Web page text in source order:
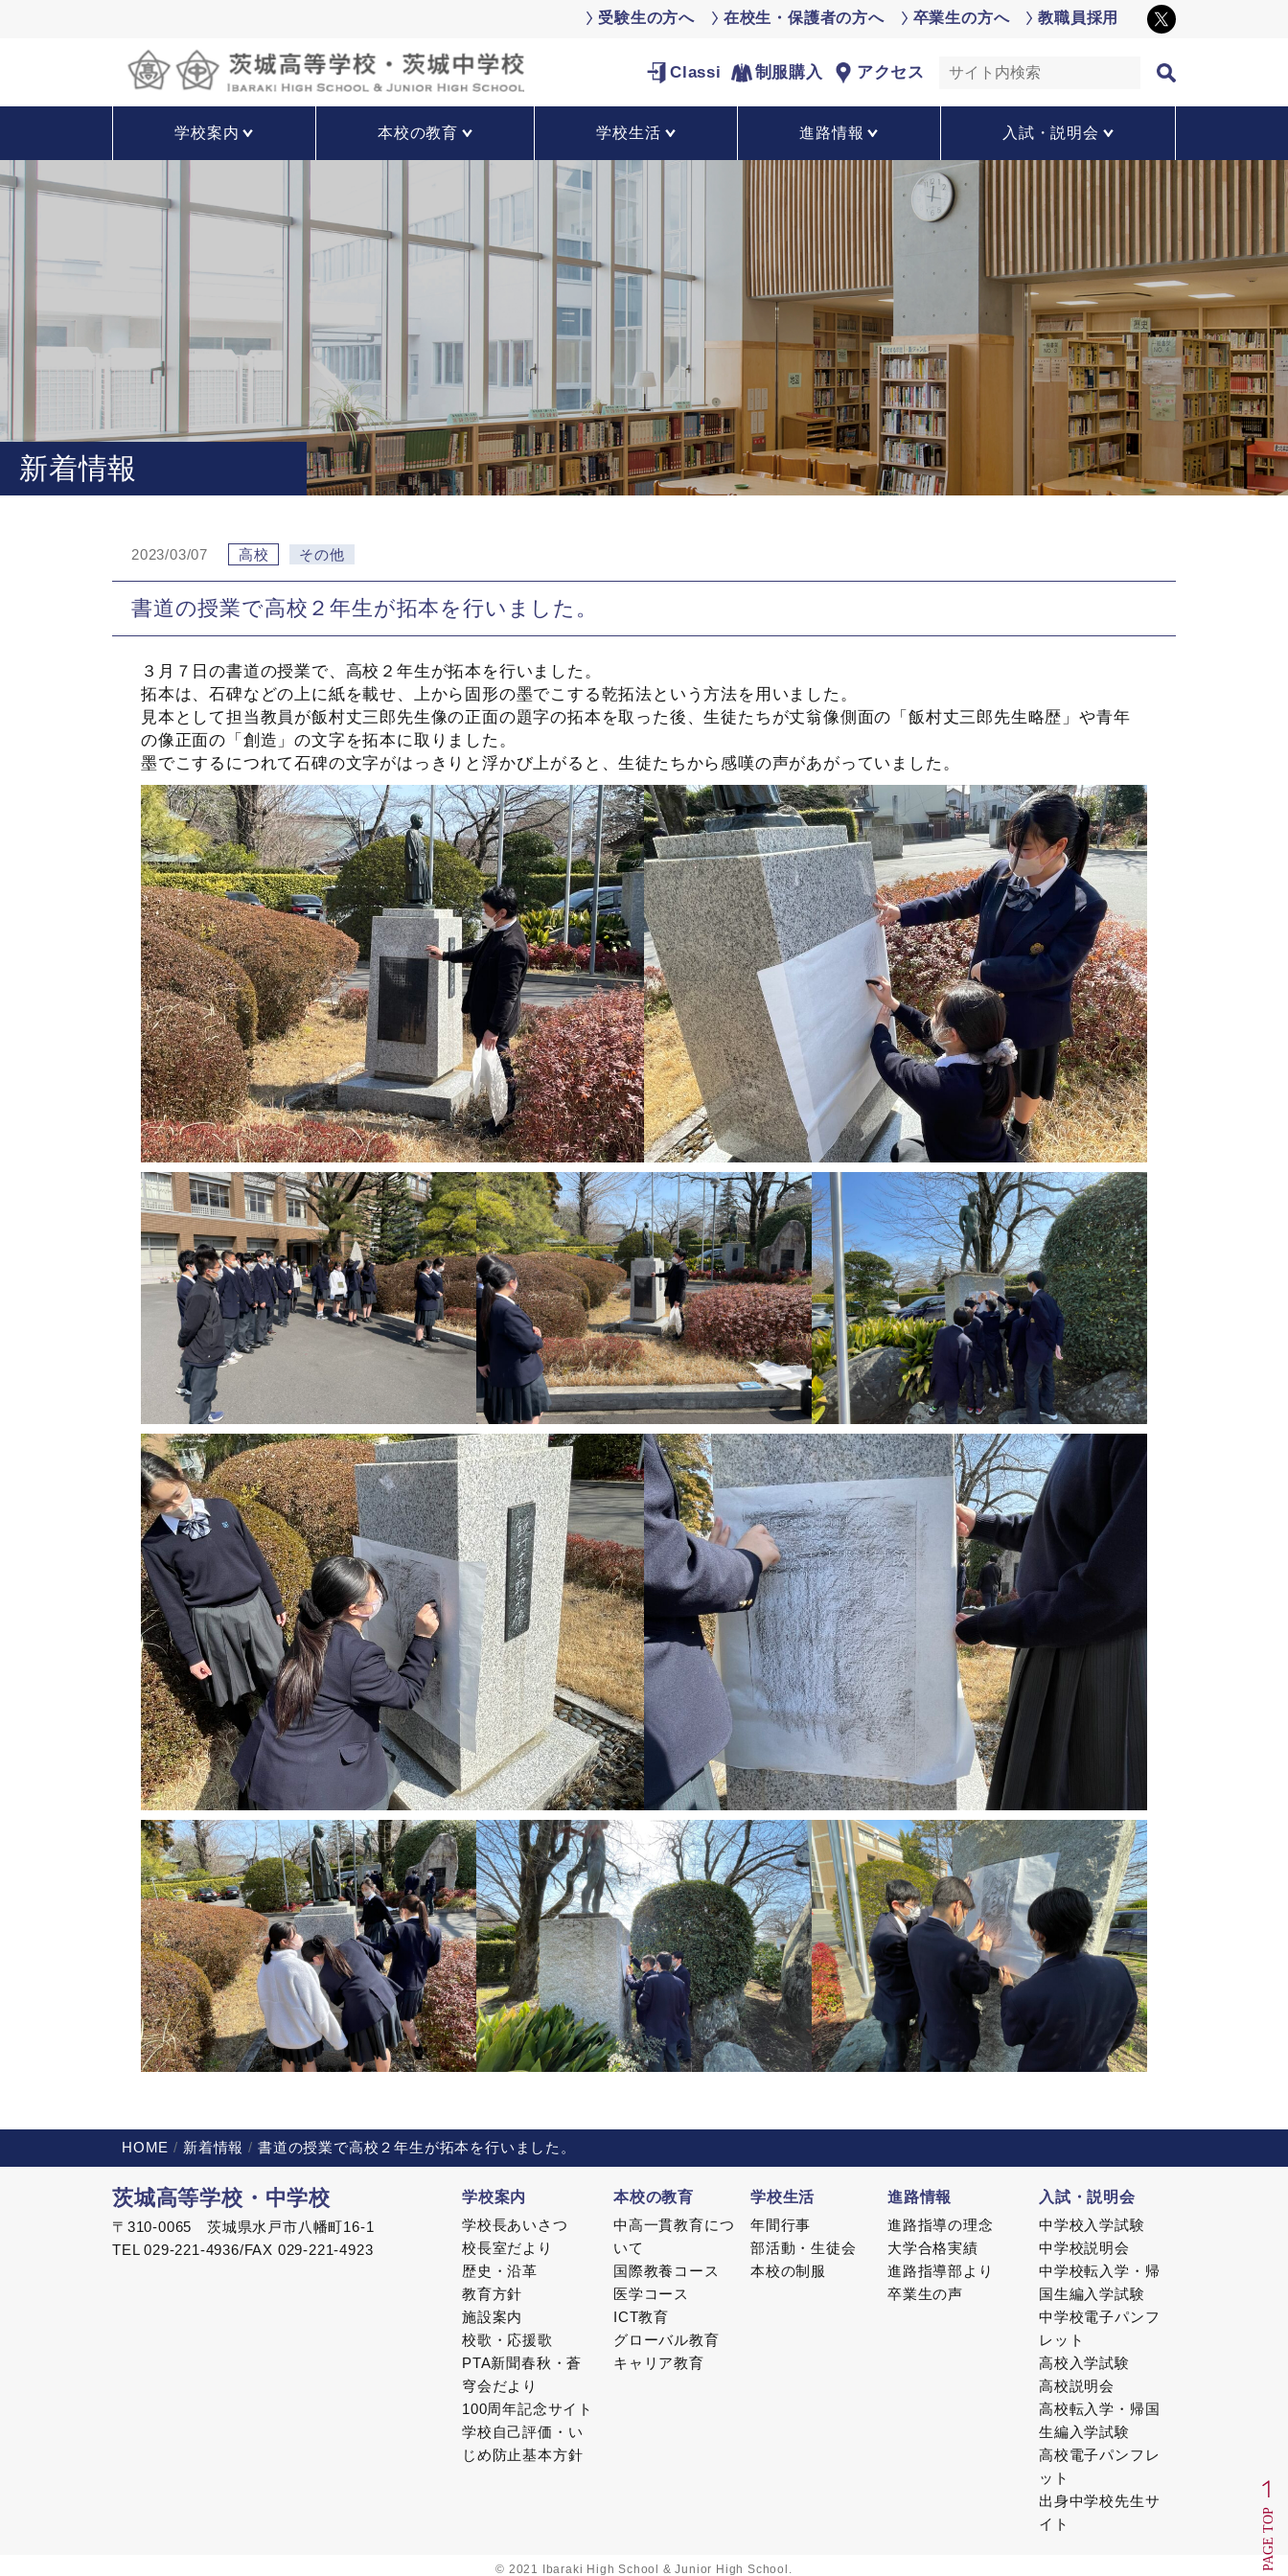
受験生の方へ 在校生・保護者の方へ 卒業生の方へ 教職員採用
Classi 制服購入 アクセス
学校案内 本校の教育 学校生活 進路情報 入試・説明会
新着情報
2023/03/07 高校 その他
書道の授業で高校２年生が拓本を行いました。
３月７日の書道の授業で、高校２年生が拓本を行いました。
拓本は、石碑などの上に紙を載せ、上から固形の墨でこする乾拓法という方法を用いました。
見本として担当教員が飯村丈三郎先生像の正面の題字の拓本を取った後、生徒たちが丈翁像側面の「飯村丈三郎先生略歴」や青年
の像正面の「創造」の文字を拓本に取りました。
墨でこするにつれて石碑の文字がはっきりと浮かび上がると、生徒たちから感嘆の声があがっていました。
HOME 新着情報 書道の授業で高校２年生が拓本を行いました。
茨城高等学校・中学校
〒310-0065 茨城県水戸市八幡町16-1
TEL 029-221-4936/FAX 029-221-4923
学校案内
学校長あいさつ
校長室だより
歴史・沿革
教育方針
施設案内
校歌・応援歌
PTA新聞春秋・蒼
穹会だより
100周年記念サイト
学校自己評価・い
じめ防止基本方針
本校の教育
中高一貫教育につ
いて
国際教養コース
医学コース
ICT教育
グローバル教育
キャリア教育
学校生活
年間行事
部活動・生徒会
本校の制服
進路情報
進路指導の理念
大学合格実績
進路指導部より
卒業生の声
入試・説明会
中学校入学試験
中学校説明会
中学校転入学・帰
国生編入学試験
中学校電子パンフ
レット
高校入学試験
高校説明会
高校転入学・帰国
生編入学試験
高校電子パンフレ
ット
出身中学校先生サ
イト
© 2021 Ibaraki High School & Junior High School.